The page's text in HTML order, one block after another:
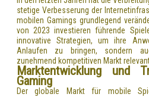
stetige Verbesserung der
mobilen Gamings grundlegend
von 2023 investieren führende
innovative Strategien, um ihre
Anlaufen zu bringen, sondern
zunehmend kompetitiven Markt
Marktentwicklung und
Gaming
Der globale Markt für mobile